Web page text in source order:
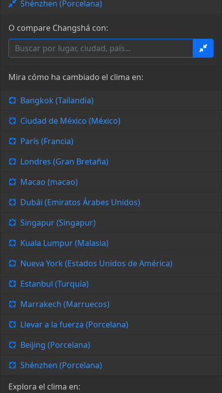
Shénzhen (Porcelana)
O compare Changshá con:
Mira cómo ha cambiado el clima en:
Bangkok (Tailandia)
Ciudad de México (México)
París (Francia)
Londres (Gran Bretaña)
Macao (macao)
Dubái (Emiratos Árabes Unidos)
Singapur (Singapur)
Kuala Lumpur (Malasia)
Nueva York (Estados Unidos de América)
Estanbul (Turquía)
Marrakech (Marruecos)
Llevar a la fuerza (Porcelana)
Beijing (Porcelana)
Shénzhen (Porcelana)
Explora el clima en: